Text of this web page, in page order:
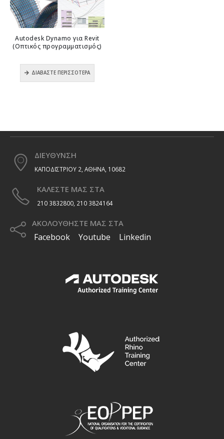
Autodesk Dynamo για Revit
(Οπτικός προγραμματισμός)
0out of 5
ΔΙΑΒΆΣΤΕ ΠΕΡΙΣΣΌΤΕΡΑ
ΔΙΕΥΘΥΝΣΗ
ΚΑΠΟΔΙΣΤΡΙΟΥ 2, ΑΘΗΝΑ, 10682
ΚΑΛΕΣΤΕ ΜΑΣ ΣΤΑ
210 3832800, 210 3824164
ΑΚΟΛΟΥΘΗΣΤΕ ΜΑΣ ΣΤΑ
Facebook Youtube Linkedin